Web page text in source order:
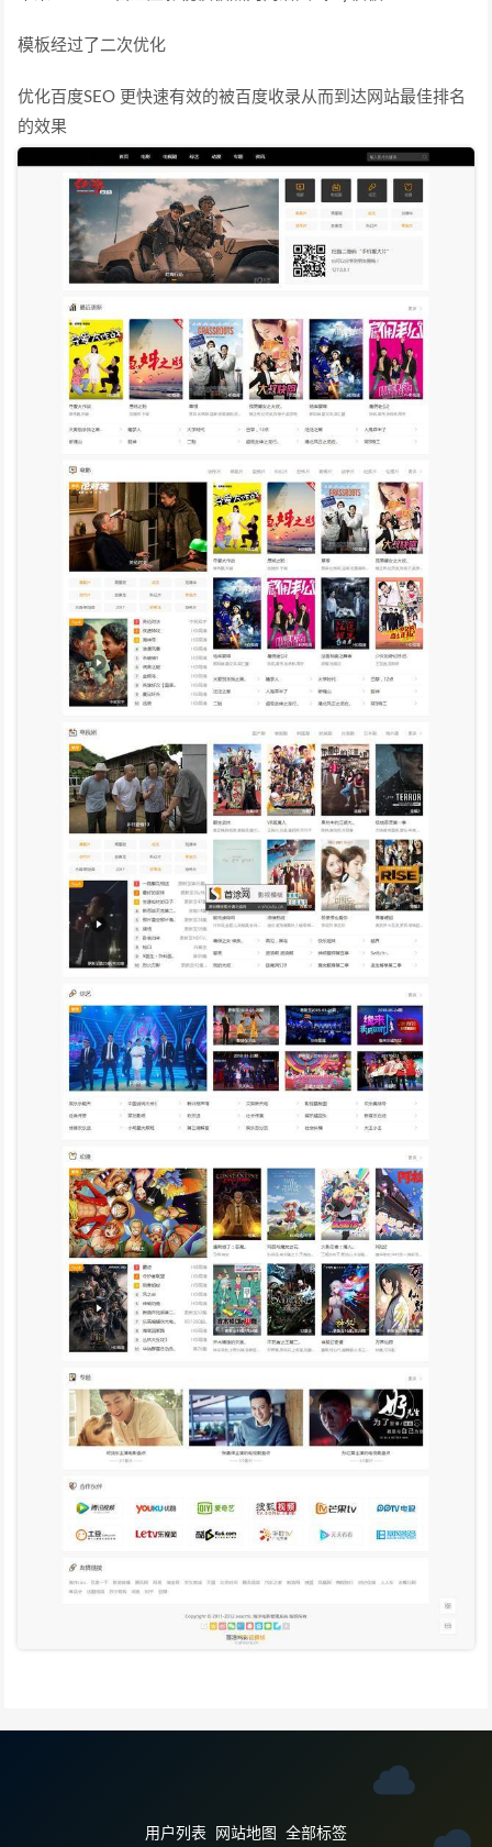
模板经过了二次优化
优化百度SEO 更快速有效的被百度收录从而到达网站最佳排名
的效果
用户列表 网站地图 全部标签